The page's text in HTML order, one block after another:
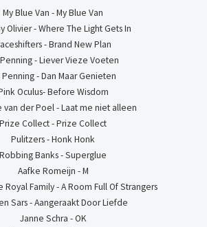
My Blue Van - My Blue Van
Olivier - Where The Light Gets In
- Brand New Plan
- Liever Vieze Voeten
Penning - Dan Maar Genieten
Oculus- Before Wisdom
van der Poel - Laat me niet alleen
Prize Collect - Prize Collect
Pulitzers - Honk Honk
Robbing Banks - Superglue
Aafke Romeijn - M
Royal Family - A Room Full Of Strangers
Sars - Aangeraakt Door Liefde
Janne Schra - OK